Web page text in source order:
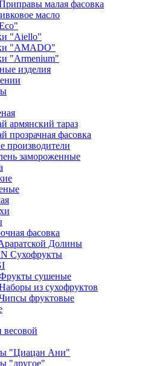
малая фасовка
масло
"Aiello"
"AMADO"
"Armenium"
изделия
армянский тараз
прозрачная фасовка
производители
замороженные
фасовка
Долины
Сухофрукты
сушеные
из сухофруктов
фруктовые
весовой
"Циацан Ани"
"другое"